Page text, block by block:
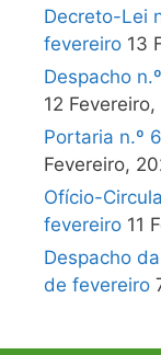
Decreto-Lei
fevereiro 13
Despacho
12
Portaria n.º
Fevereiro,
Ofício-
fevereiro 11
Despacho
de fevereiro